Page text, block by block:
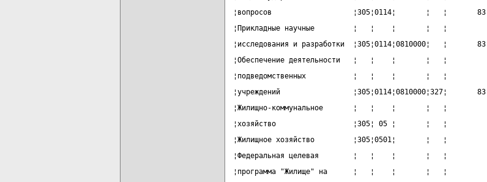
¦вопросов                   ¦305¦0114¦       ¦   ¦       83
¦Прикладные научные         ¦   ¦    ¦       ¦   ¦
¦исследования и разработки  ¦305¦0114¦0810000¦   ¦
¦Обеспечение деятельности   ¦   ¦    ¦       ¦   ¦
¦подведомственных           ¦   ¦    ¦       ¦   ¦
¦учреждений                 ¦305¦0114¦0810000¦327¦       83
¦Жилищно-коммунальное       ¦   ¦    ¦       ¦   ¦
¦хозяйство                  ¦305¦ 05 ¦       ¦   ¦
¦Жилищное хозяйство         ¦305¦0501¦       ¦   ¦
¦Федеральная целевая        ¦   ¦    ¦       ¦   ¦
¦программа "Жилище" на      ¦   ¦    ¦       ¦   ¦